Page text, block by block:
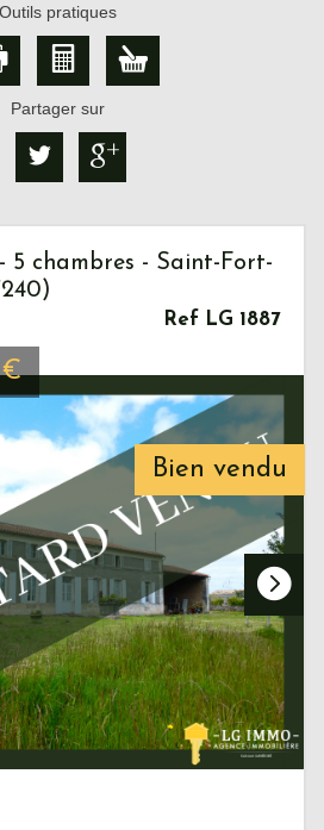
Outils pratiques
Partager sur
Bien vendu
5 chambres - Saint-Fort-
Ref LG 1887
€